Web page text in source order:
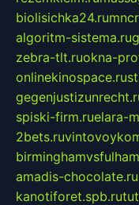
biolisichka24.ru
algoritm-sistema.ru
zebra-tlt.ruokna-
onlinekinospace.ru
spiski-firm.ruelara-
2bets.ru
amadis-chocolate.ru
kanotiforet.spb.ru